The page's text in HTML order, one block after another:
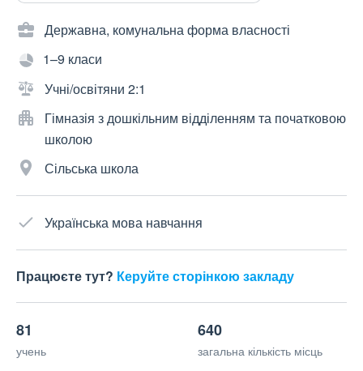
Державна, комунальна форма власності
1–9 класи
Учні/освітяни 2:1
Гімназія з дошкільним відділенням та початковою
школою
Сільська школа
Українська мова навчання
Працюєте тут? Керуйте сторінкою закладу
81
учень
640
загальна кількість місць